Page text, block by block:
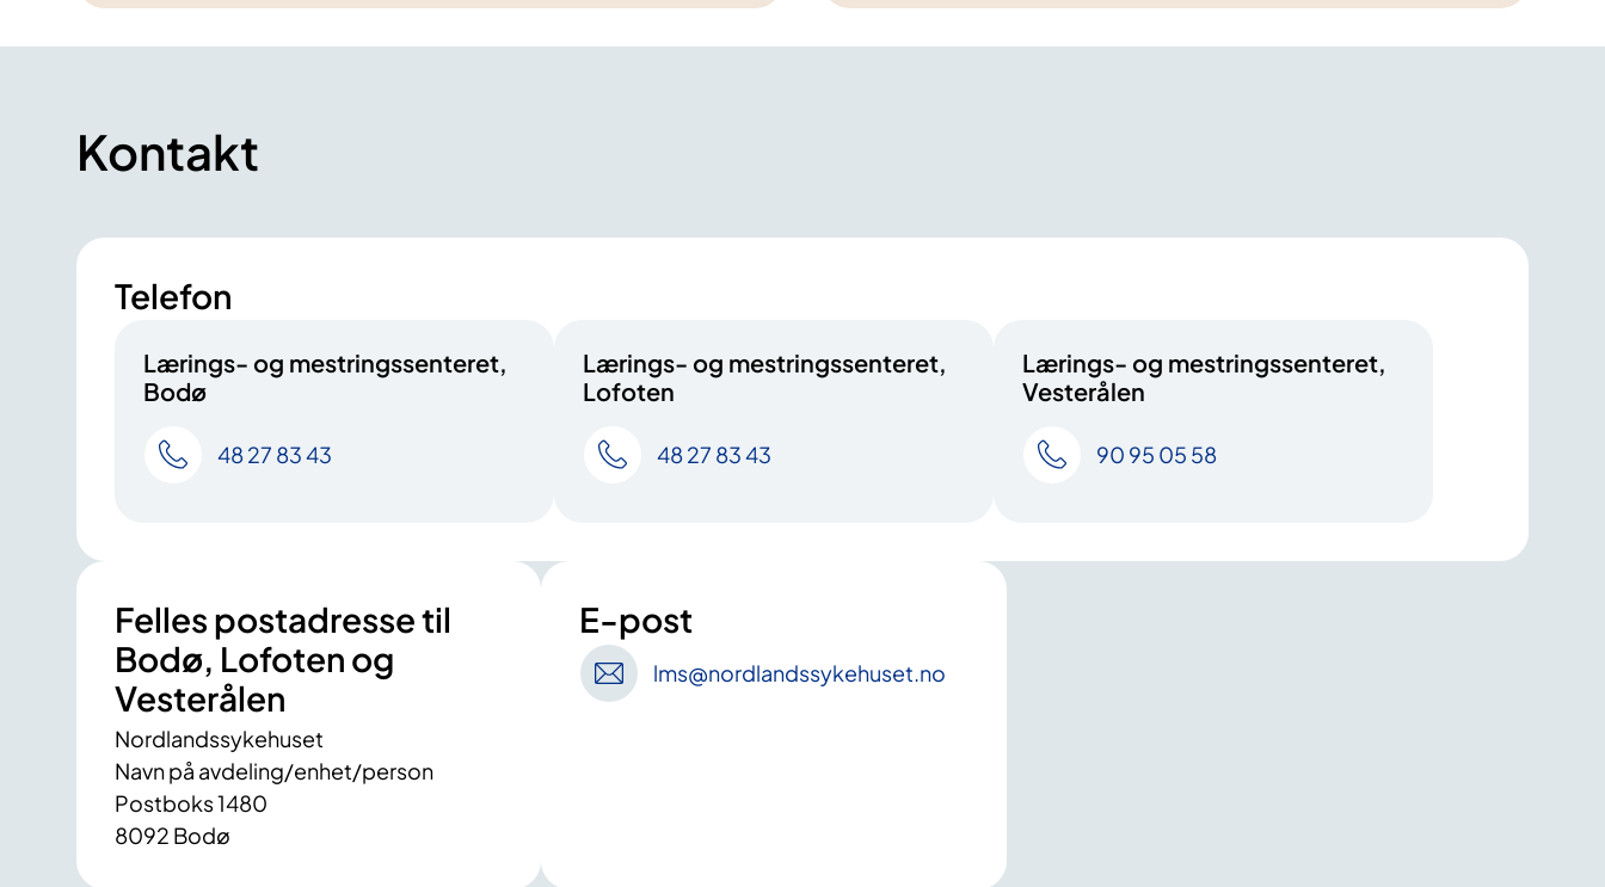
Kontakt
Telefon
Lærings- og mestringssenteret,
Bodø
48 27 83 43
Lærings- og mestringssenteret,
Lofoten
48 27 83 43
Lærings- og mestringssenteret,
Vesterålen
90 95 05 58
Felles postadresse til
Bodø, Lofoten og
Vesterålen
Nordlandssykehuset
Navn på avdeling/enhet/person
Postboks 1480
8092 Bodø
E-post
lms@nordlandssykehuset.no